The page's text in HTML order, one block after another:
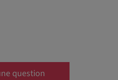
question